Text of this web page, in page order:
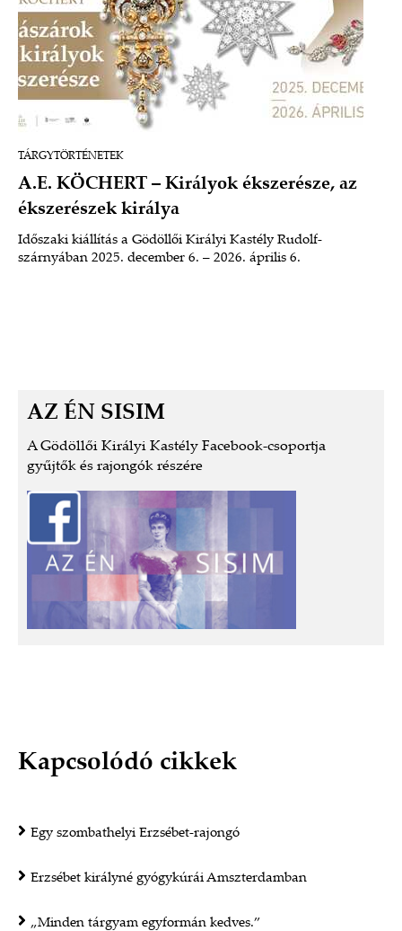
TÁRGYTÖRTÉNETEK
A.E. KÖCHERT – Királyok ékszerésze, az
ékszerészek királya
Időszaki kiállítás a Gödöllői Királyi Kastély Rudolf-
szárnyában 2025. december 6. – 2026. április 6.
AZ ÉN SISIM
A Gödöllői Királyi Kastély Facebook-csoportja
gyűjtők és rajongók részére
Kapcsolódó cikkek
Egy szombathelyi Erzsébet-rajongó
Erzsébet királyné gyógykúrái Amszterdamban
„Minden tárgyam egyformán kedves.”